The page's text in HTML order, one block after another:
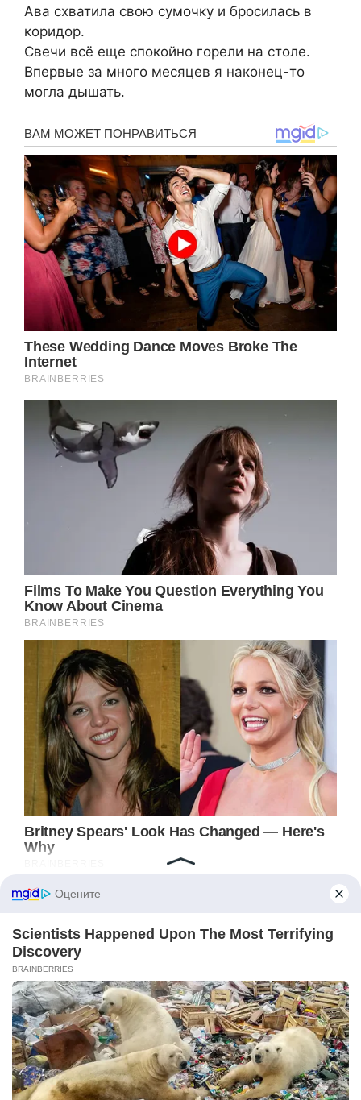
Ава схватила свою сумочку и бросилась в
коридор.
Свечи всё еще спокойно горели на столе.
Впервые за много месяцев я наконец-то
могла дышать.